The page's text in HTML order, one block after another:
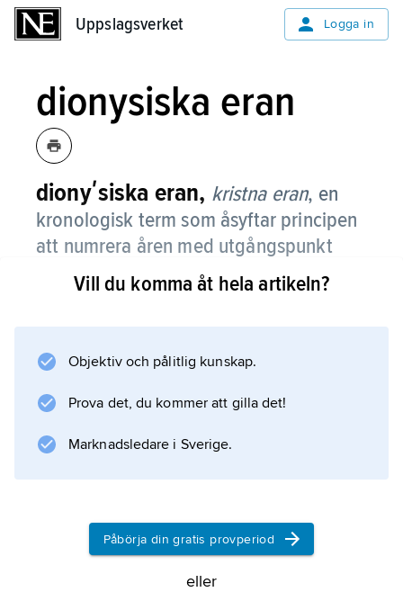
Uppslagsverket Logga in
dionysiska eran
dionyʹsiska eran, kristna eran, en
kronologisk term som åsyftar principen
att numrera åren med utgångspunkt
(epok) vid ”Kristi födelse”.
Därefter kom den att successivt ersätta den
varroniska eran
med epoken förlagd till Roms grundläggning.
Benämningarna ”Kristi födelse” och ”kristna
Vill du komma åt hela artikeln?
Objektiv och pålitlig kunskap.
Prova det, du kommer att gilla det!
Marknadsledare i Sverige.
Påbörja din gratis provperiod
eller